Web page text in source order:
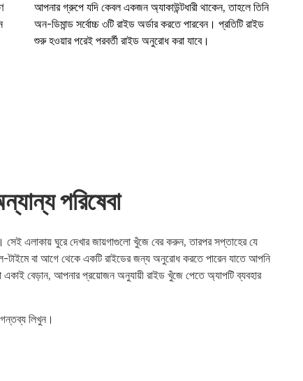
আপনার গ্রুপে যদি কেবল একজন অ্যাকাউন্টধারী থাকেন, তাহলে তিনি
অন-ডিমান্ড সর্বোচ্চ ৩টি রাইড অর্ডার করতে পারবেন। প্রতিটি রাইড
শুরু হওয়ার পরেই পরবর্তী রাইড অনুরোধ করা যাবে।
পরিষেবা
এলাকায় ঘুরে দেখার জায়গাগুলো খুঁজে বের করুন, তারপর সপ্তাহের যে
বা আগে থেকে একটি রাইডের জন্য অনুরোধ করতে পারেন যাতে আপনি
বেড়ান, আপনার প্রয়োজন অনুযায়ী রাইড খুঁজে পেতে অ্যাপটি ব্যবহার
লিখুন।